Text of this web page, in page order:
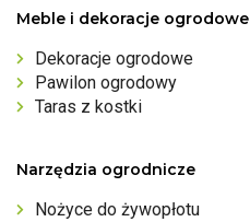
Meble i dekoracje ogrodowe
Dekoracje ogrodowe
Pawilon ogrodowy
Taras z kostki
Narzędzia ogrodnicze
Nożyce do żywopłotu